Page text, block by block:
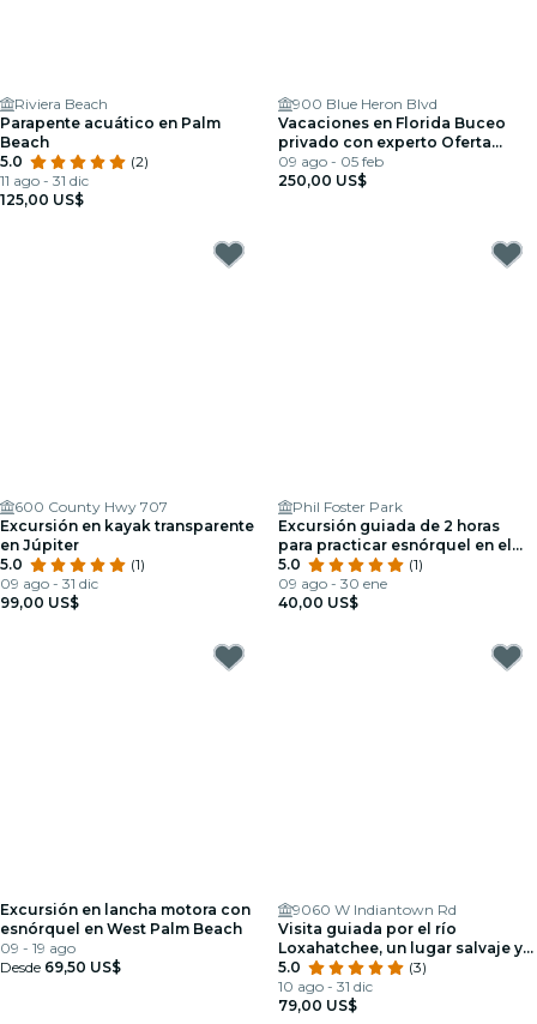
Riviera Beach
Parapente acuático en Palm
Beach
5.0
(2)
11 ago - 31 dic
125,00 US$
900 Blue Heron Blvd
Vacaciones en Florida Buceo
privado con experto Oferta
especial 2x1
09 ago - 05 feb
250,00 US$
600 County Hwy 707
Excursión en kayak transparente
en Júpiter
5.0
(1)
09 ago - 31 dic
99,00 US$
Phil Foster Park
Excursión guiada de 2 horas
para practicar esnórquel en el
parque Phil Foster y el puente
Blue Heron
5.0
(1)
09 ago - 30 ene
40,00 US$
Excursión en lancha motora con
esnórquel en West Palm Beach
09 - 19 ago
Desde 69,50 US$
9060 W Indiantown Rd
Visita guiada por el río
Loxahatchee, un lugar salvaje y
pintoresco
5.0
(3)
10 ago - 31 dic
79,00 US$